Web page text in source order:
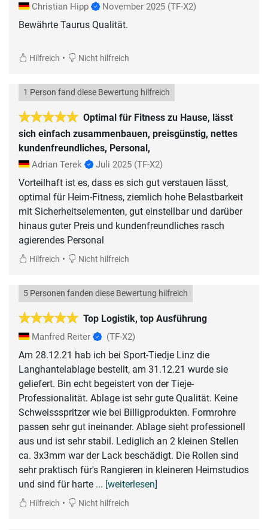
Christian Hipp November 2025 (TF-X2)
Bewährte Taurus Qualität.
Hilfreich • Nicht hilfreich
Optimal für Fitness zu Hause, lässt
sich einfach zusammenbauen, preisgünstig, nettes
kundenfreundliches, Personal,
1 Person fand diese Bewertung hilfreich
Adrian Terek Juli 2025 (TF-X2)
Vorteilhaft ist es, dass es sich gut verstauen lässt,
optimal für Heim-Fitness, ziemlich hohe Belastbarkeit
mit Sicherheitselementen, gut einstellbar und darüber
hinaus guter Preis und kundenfreundliches rasch
agierendes Personal
Hilfreich • Nicht hilfreich
Top Logistik, top Ausführung
5 Personen fanden diese Bewertung hilfreich
Manfred Reiter (TF-X2)
Am 28.12.21 hab ich bei Sport-Tiedje Linz die
Langhantelablage bestellt, am 31.12.21 wurde sie
geliefert. Bin echt begeistert von der Tieje-
Professionalität. Ablage ist sehr gute Qualität. Keine
Schweissspritzer wie bei Billigprodukten. Formrohre
passen sehr gut ineinander. Ablage sieht professionell
aus und ist sehr stabil. Lediglich an 2 kleinen Stellen
ca. 3x3mm war der Lack beschädigt. Die Rollen sind
sehr praktisch für's Rangieren in kleineren Heimstudios
und sind für harte ... [weiterlesen]
Hilfreich • Nicht hilfreich